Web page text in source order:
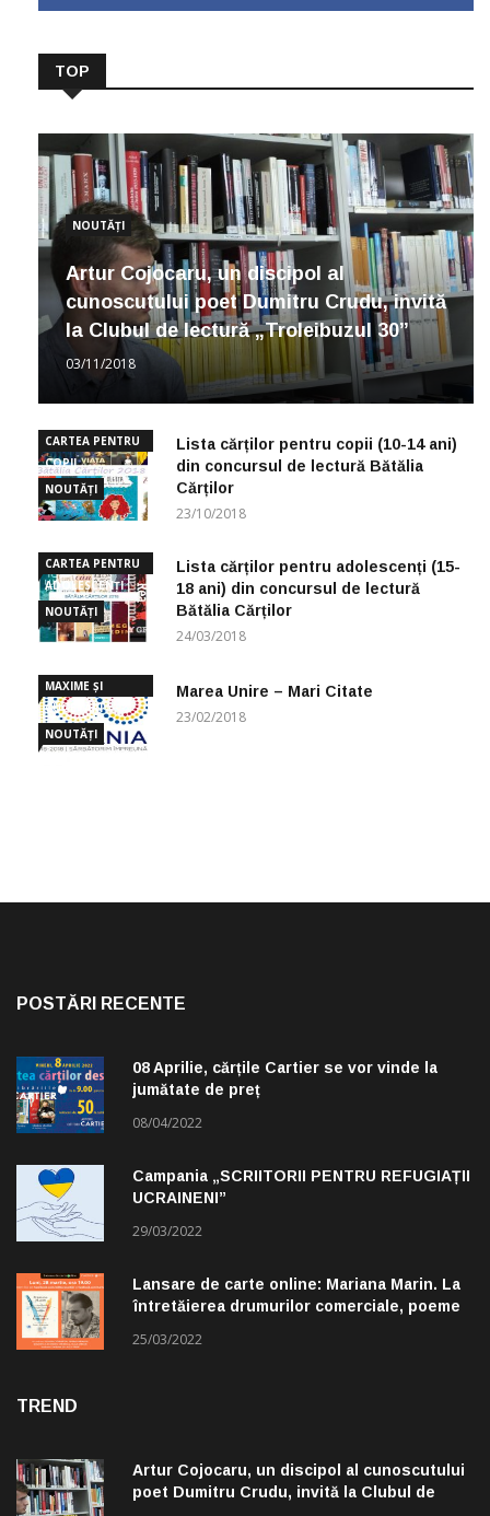
TOP
NOUTĂȚI
Artur Cojocaru, un discipol al
cunoscutului poet Dumitru Crudu, invită
la Clubul de lectură „Troleibuzul 30”
03/11/2018
CARTEA PENTRU
COPII
NOUTĂȚI
Lista cărților pentru copii (10-14 ani)
din concursul de lectură Bătălia
Cărților
23/10/2018
CARTEA PENTRU
ADOLESCENȚI
NOUTĂȚI
Lista cărților pentru adolescenți (15-
18 ani) din concursul de lectură
Bătălia Cărților
24/03/2018
MAXIME ȘI
CUGETĂRI
NOUTĂȚI
Marea Unire – Mari Citate
23/02/2018
POSTĂRI RECENTE
08 Aprilie, cărțile Cartier se vor vinde la
jumătate de preț
08/04/2022
Campania „SCRIITORII PENTRU REFUGIAȚII
UCRAINENI”
29/03/2022
Lansare de carte online: Mariana Marin. La
întretăierea drumurilor comerciale, poeme
25/03/2022
TREND
Artur Cojocaru, un discipol al cunoscutului
poet Dumitru Crudu, invită la Clubul de